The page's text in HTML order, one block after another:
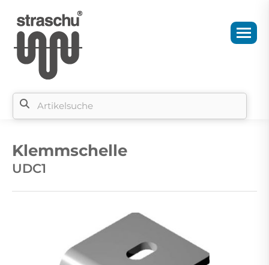
Klemmschelle
UDC1